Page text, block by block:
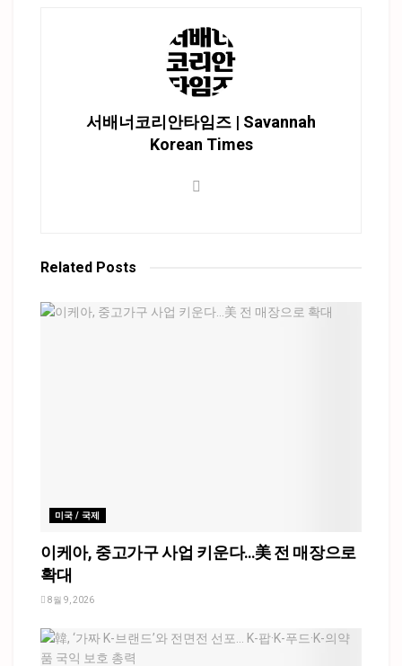
서배너코리안타임즈 | Savannah
Korean Times
Related Posts
미국 / 국제
이케아, 중고가구 사업 키운다…美 전 매장으로
확대
8월 9, 2026